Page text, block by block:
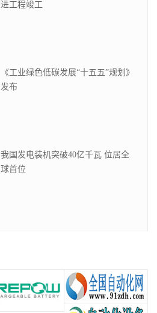
进工程竣工
《工业绿色低碳发展“十五五”规划》
发布
我国发电装机突破40亿千瓦 位居全
球首位